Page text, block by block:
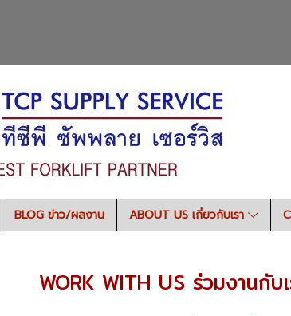
BLOG ข่าว/ผลงาน ABOUT US เกี่ยวกับเรา
WORK WITH US ร่วมงานกับ